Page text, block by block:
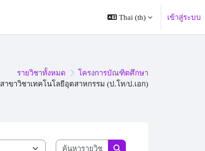
Thai ‎(th)‎ เข้าสู่ระบบ
รายวิชาทั้งหมด
โครงการบัณฑิตศึกษา
าขาวิชาเทคโนโลยีอุตสาหกรรม (ป.โท/ป.เอก)
ค้นหารายวิชา